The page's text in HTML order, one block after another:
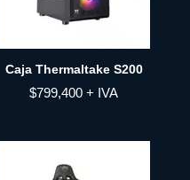
Caja Thermaltake S200
$799,400 + IVA